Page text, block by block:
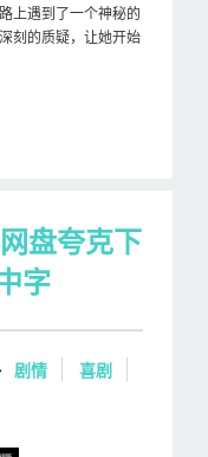
上遇到了一个神秘的
刻的质疑，让她开始
盘夸克下
字
剧情
喜剧